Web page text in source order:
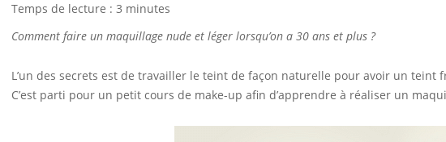
Temps de lecture : 3 minutes
Comment faire un maquillage nude et léger lorsqu’on a 30 ans et plus ?
L’un des secrets est de travailler le teint de façon naturelle pour avoir un
C’est parti pour un petit cours de make-up afin d’apprendre à réaliser un